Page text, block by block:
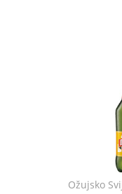
Ožujsko